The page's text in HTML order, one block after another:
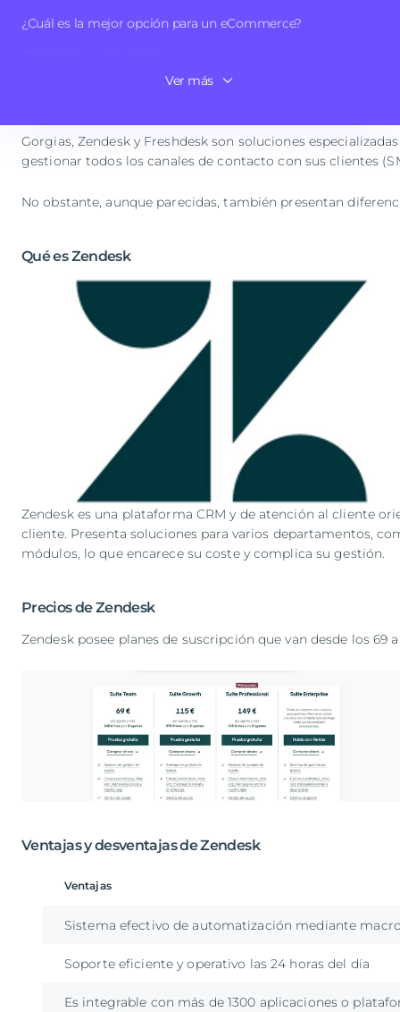
¿Cuál es la mejor opción para un eCommerce?
Ver más
alternativas? Te lo explicamos a continuación.
Gorgias, Zendesk y Freshdesk son soluciones
gestionar todos los canales de contacto con sus clientes
No obstante, aunque parecidas, también presentan
Qué es Zendesk
Zendesk es una plataforma CRM y de atención al cliente
cliente. Presenta soluciones para varios departamentos,
módulos, lo que encarece su coste y complica su gestión.
Precios de Zendesk
Zendesk posee planes de suscripción que van desde los
Ventajas y desventajas de Zendesk
Ventajas
Sistema efectivo de automatización mediante
Soporte eficiente y operativo las 24 horas del día
Es integrable con más de 1300 aplicaciones o